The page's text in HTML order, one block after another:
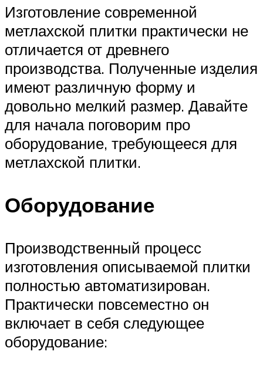
Изготовление современной
метлахской плитки практически не
отличается от древнего
производства. Полученные изделия
имеют различную форму и
довольно мелкий размер. Давайте
для начала поговорим про
оборудование, требующееся для
метлахской плитки.
Оборудование
Производственный процесс
изготовления описываемой плитки
полностью автоматизирован.
Практически повсеместно он
включает в себя следующее
оборудование: